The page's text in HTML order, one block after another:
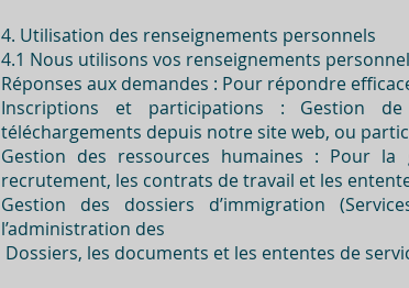
4. Utilisation des renseignements personnels
4.1 Nous utilisons vos renseignements
Réponses aux demandes : Pour répondre
Inscriptions et participations : Gestion
téléchargements depuis notre site web, ou
Gestion des ressources humaines : Pour
recrutement, les contrats de travail et les
Gestion des dossiers d’immigration
l’administration des
Dossiers, les documents et les ententes de